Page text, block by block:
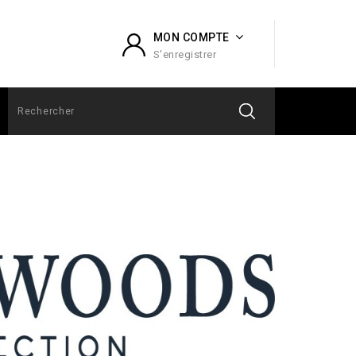
MON COMPTE
S'enregistrer